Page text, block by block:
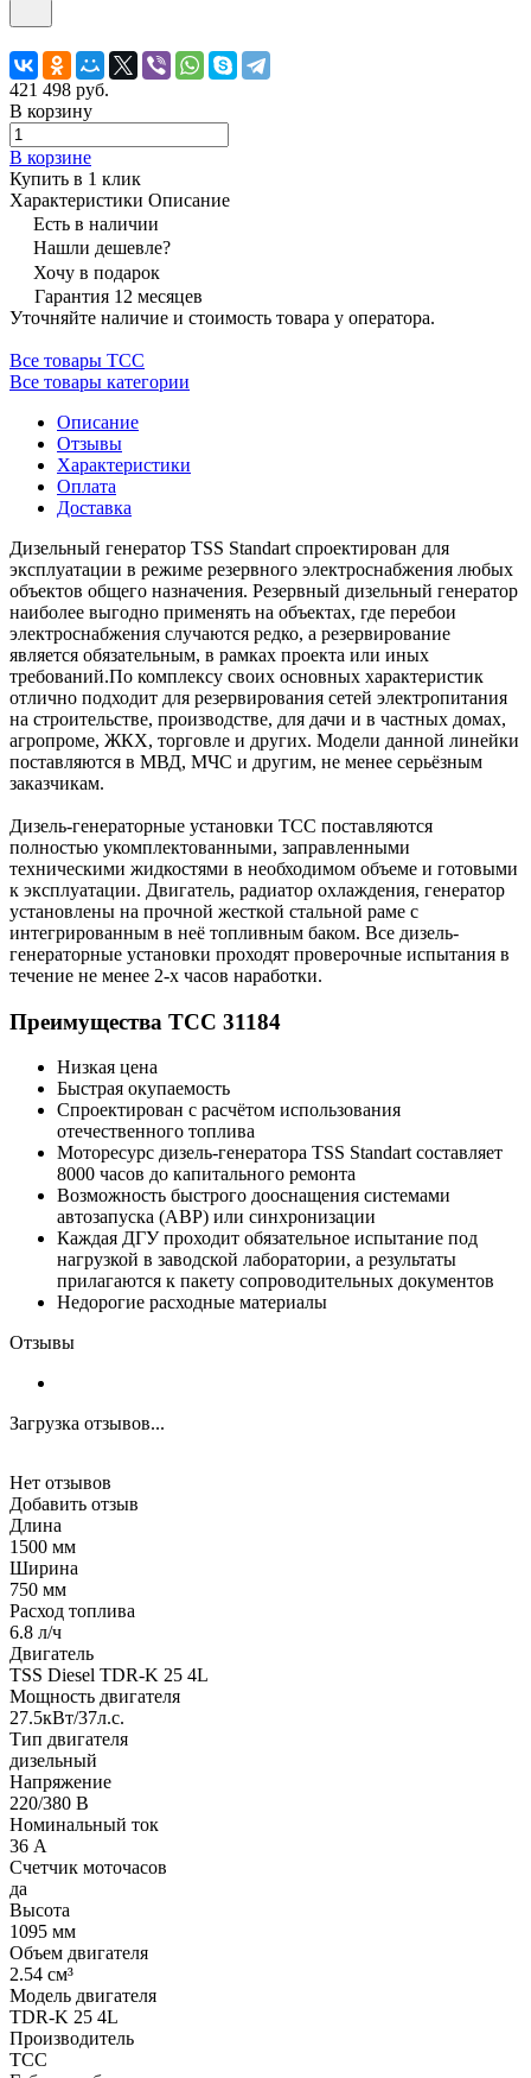
421 498 руб.
В корзину
В корзине
Купить в 1 клик
Характеристики Описание
Есть в наличии
Нашли дешевле?
Хочу в подарок
Гарантия 12 месяцев
Уточняйте наличие и стоимость товара у оператора.
Все товары ТСС
Все товары категории
Описание
Отзывы
Характеристики
Оплата
Доставка
Дизельный генератор TSS Standart спроектирован для
эксплуатации в режиме резервного электроснабжения любых
объектов общего назначения. Резервный дизельный генератор
наиболее выгодно применять на объектах, где перебои
электроснабжения случаются редко, а резервирование
является обязательным, в рамках проекта или иных
требований.По комплексу своих основных характеристик
отлично подходит для резервирования сетей электропитания
на строительстве, производстве, для дачи и в частных домах,
агропроме, ЖКХ, торговле и других. Модели данной линейки
поставляются в МВД, МЧС и другим, не менее серьёзным
заказчикам.
Дизель-генераторные установки ТСС поставляются
полностью укомплектованными, заправленными
техническими жидкостями в необходимом объеме и готовыми
к эксплуатации. Двигатель, радиатор охлаждения, генератор
установлены на прочной жесткой стальной раме с
интегрированным в неё топливным баком. Все дизель-
генераторные установки проходят проверочные испытания в
течение не менее 2-х часов наработки.
Преимущества ТСС 31184
Низкая цена
Быстрая окупаемость
Спроектирован с расчётом использования
отечественного топлива
Моторесурс дизель-генератора TSS Standart составляет
8000 часов до капитального ремонта
Возможность быстрого дооснащения системами
автозапуска (АВР) или синхронизации
Каждая ДГУ проходит обязательное испытание под
нагрузкой в заводской лаборатории, а результаты
прилагаются к пакету сопроводительных документов
Недорогие расходные материалы
Отзывы
Загрузка отзывов...
Нет отзывов
Добавить отзыв
Длина
1500 мм
Ширина
750 мм
Расход топлива
6.8 л/ч
Двигатель
TSS Diesel TDR-K 25 4L
Мощность двигателя
27.5кВт/37л.с.
Тип двигателя
дизельный
Напряжение
220/380 В
Номинальный ток
36 А
Счетчик моточасов
да
Высота
1095 мм
Объем двигателя
2.54 см³
Модель двигателя
TDR-K 25 4L
Производитель
ТСС